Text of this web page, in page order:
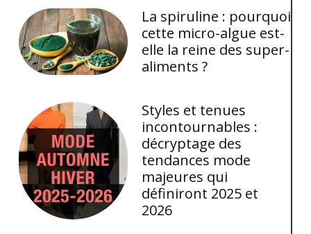
La spiruline : pourquoi
cette micro-algue est-
elle la reine des super-
aliments ?
Styles et tenues
incontournables :
décryptage des
tendances mode
majeures qui
définiront 2025 et
2026